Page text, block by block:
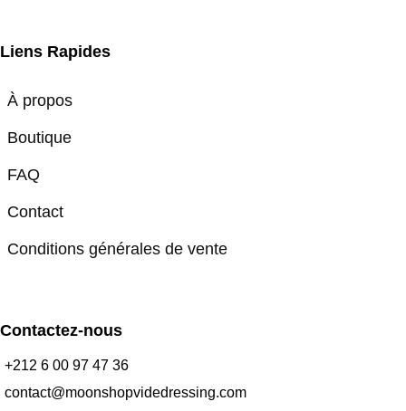
Liens Rapides
À propos
Boutique
FAQ
Contact
Conditions générales de vente
Contactez-nous
+212 6 00 97 47 36
contact@moonshopvidedressing.com